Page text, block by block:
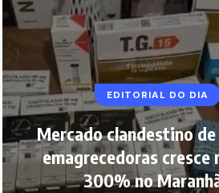
MARANHÃO
Picareta e martelo
usados por mãe para
no Maranhão, diz